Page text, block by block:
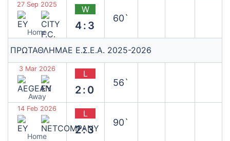
27 Sep 2025
Home
W
4:3
60`
ΠΡΩΤΑΘΛΗΜΑΕ Ε.Σ.Ε.Α. 2025-2026
3 Mar 2026
Away
L
2:0
56`
14 Feb 2026
Home
L
2:3
90`